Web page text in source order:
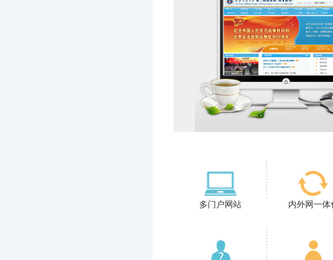
多门户网站 内外网一体